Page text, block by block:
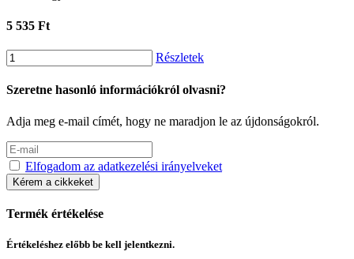
5 535 Ft
Részletek
Szeretne hasonló információkról olvasni?
Adja meg e-mail címét, hogy ne maradjon le az újdonságokról.
Elfogadom az adatkezelési irányelveket
Kérem a cikkeket
Termék értékelése
Értékeléshez előbb be kell jelentkezni.